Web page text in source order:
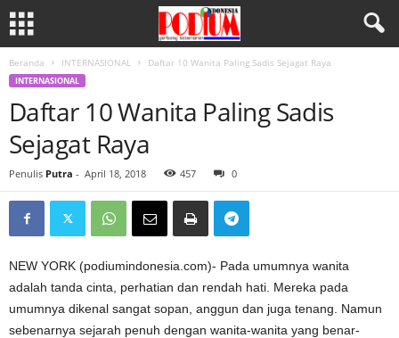
Beranda INTERNASIONAL Daftar 10 Wanita Paling Sadis Sejagat Raya
INTERNASIONAL
Daftar 10 Wanita Paling Sadis
Sejagat Raya
Penulis Putra - April 18, 2018 457 0
NEW YORK (podiumindonesia.com)- Pada umumnya wanita
adalah tanda cinta, perhatian dan rendah hati. Mereka pada
umumnya dikenal sangat sopan, anggun dan juga tenang. Namun
sebenarnya sejarah penuh dengan wanita-wanita yang benar-